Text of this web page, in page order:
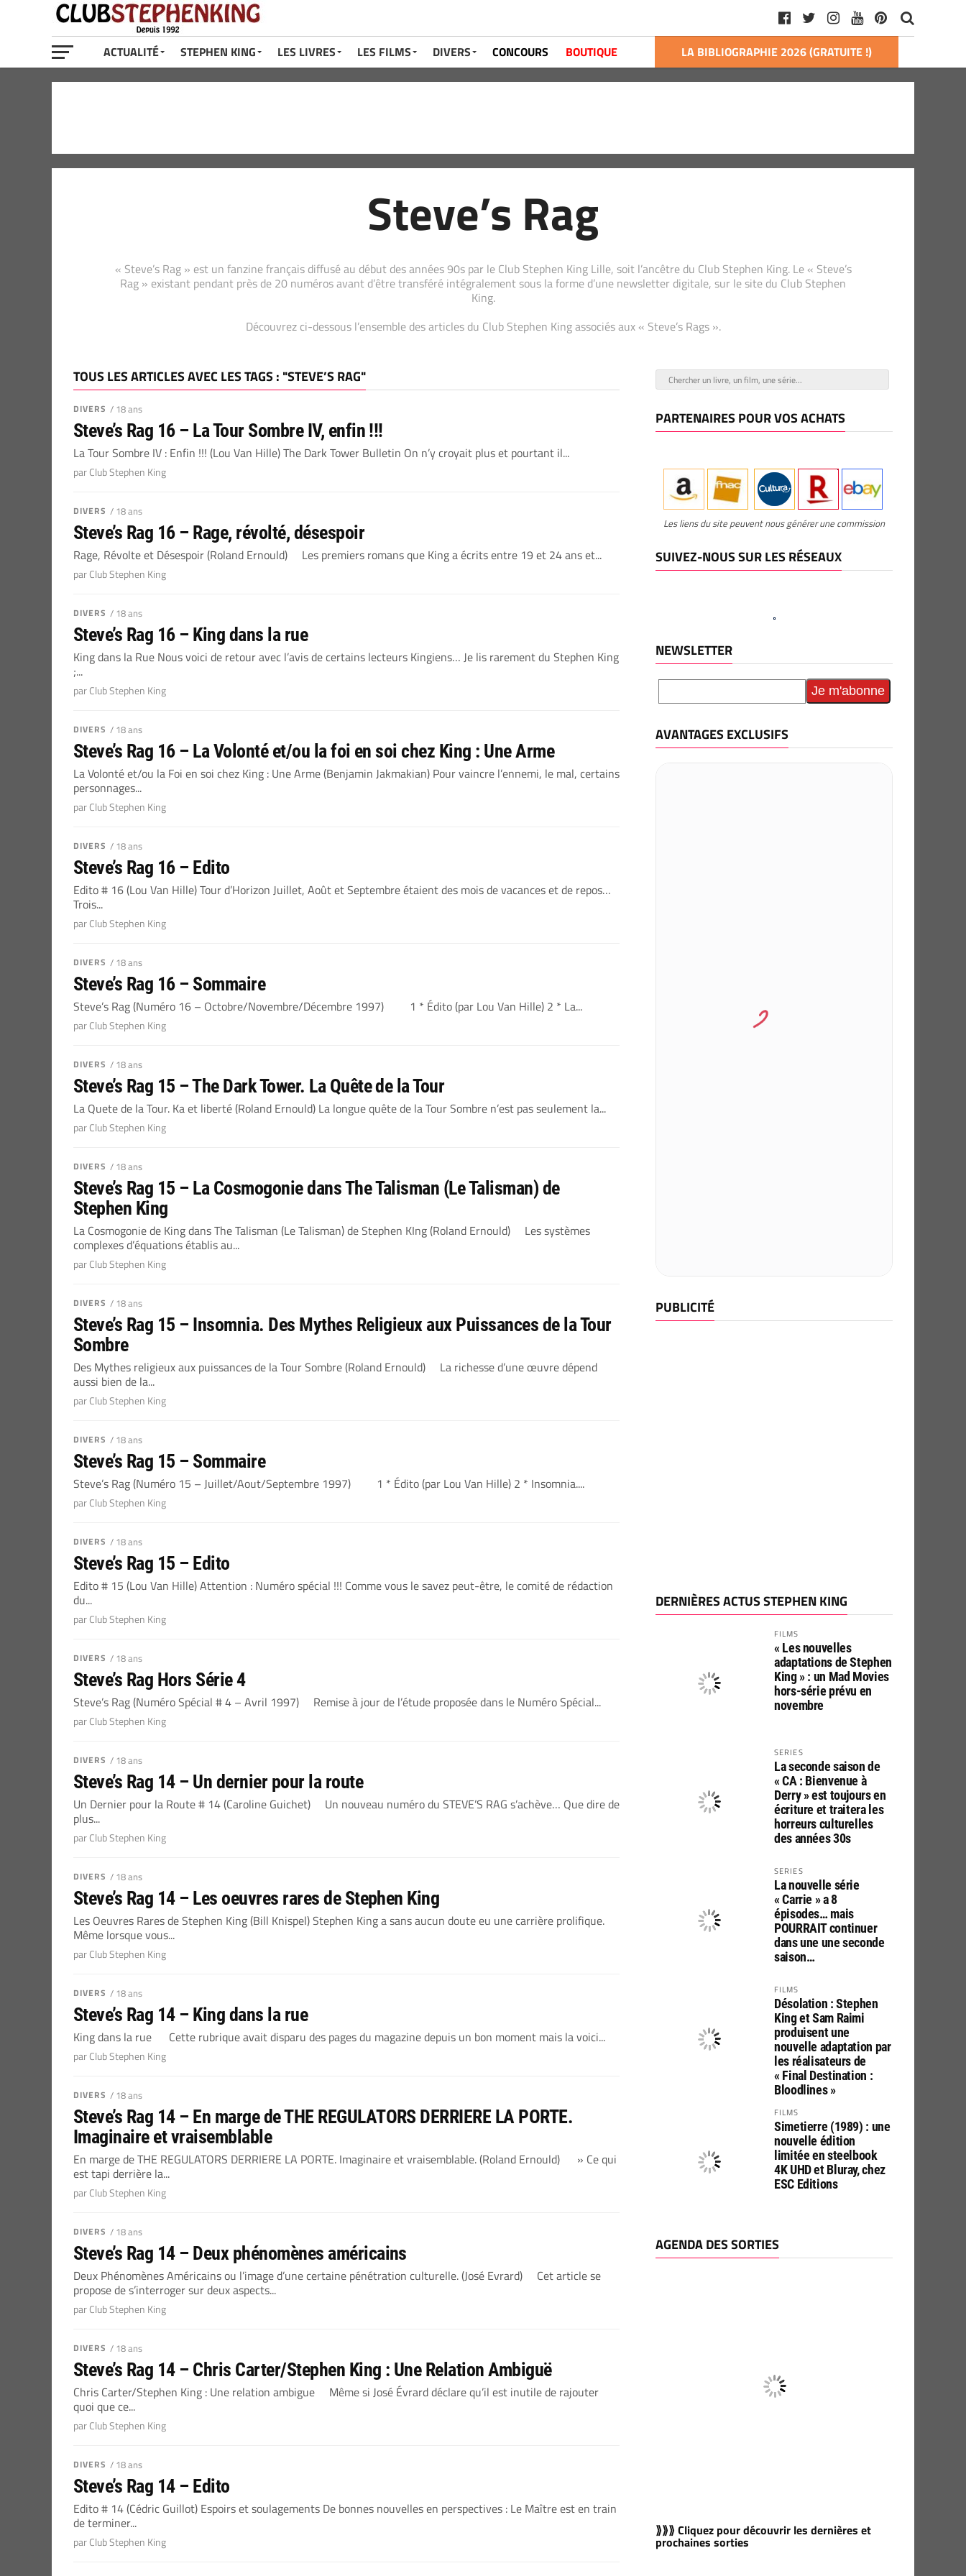
ACTUALITÉ STEPHEN KING LES LIVRES LES FILMS DIVERS CONCOURS BOUTIQUE LA BIBLIOGRAPHIE 2026 (GRATUITE !)
Steve’s Rag
« Steve’s Rag » est un fanzine français diffusé au début des années 90s par le Club Stephen King Lille, soit l’ancêtre du Club Stephen King. Le « Steve’s
Rag » existant pendant près de 20 numéros avant d’être transféré intégralement sous la forme d’une newsletter digitale, sur le site du Club Stephen
King.
Découvrez ci-dessous l’ensemble des articles du Club Stephen King associés aux « Steve’s Rags ».
TOUS LES ARTICLES AVEC LES TAGS : "STEVE’S RAG"
DIVERS / 18 ans
Steve’s Rag 16 – La Tour Sombre IV, enfin !!!
La Tour Sombre IV : Enfin !!! (Lou Van Hille) The Dark Tower Bulletin On n’y croyait plus et pourtant il...
par Club Stephen King
DIVERS / 18 ans
Steve’s Rag 16 – Rage, révolté, désespoir
Rage, Révolte et Désespoir (Roland Ernould) Les premiers romans que King a écrits entre 19 et 24 ans et...
par Club Stephen King
DIVERS / 18 ans
Steve’s Rag 16 – King dans la rue
King dans la Rue Nous voici de retour avec l’avis de certains lecteurs Kingiens… Je lis rarement du Stephen King
;...
par Club Stephen King
DIVERS / 18 ans
Steve’s Rag 16 – La Volonté et/ou la foi en soi chez King : Une Arme
La Volonté et/ou la Foi en soi chez King : Une Arme (Benjamin Jakmakian) Pour vaincre l’ennemi, le mal, certains
personnages...
par Club Stephen King
DIVERS / 18 ans
Steve’s Rag 16 – Edito
Edito # 16 (Lou Van Hille) Tour d’Horizon Juillet, Août et Septembre étaient des mois de vacances et de repos…
Trois...
par Club Stephen King
DIVERS / 18 ans
Steve’s Rag 16 – Sommaire
Steve’s Rag (Numéro 16 – Octobre/Novembre/Décembre 1997) 1 * Édito (par Lou Van Hille) 2 * La...
par Club Stephen King
DIVERS / 18 ans
Steve’s Rag 15 – The Dark Tower. La Quête de la Tour
La Quete de la Tour. Ka et liberté (Roland Ernould) La longue quête de la Tour Sombre n’est pas seulement la...
par Club Stephen King
DIVERS / 18 ans
Steve’s Rag 15 – La Cosmogonie dans The Talisman (Le Talisman) de
Stephen King
La Cosmogonie de King dans The Talisman (Le Talisman) de Stephen KIng (Roland Ernould) Les systèmes
complexes d’équations établis au...
par Club Stephen King
DIVERS / 18 ans
Steve’s Rag 15 – Insomnia. Des Mythes Religieux aux Puissances de la Tour
Sombre
Des Mythes religieux aux puissances de la Tour Sombre (Roland Ernould) La richesse d’une œuvre dépend
aussi bien de la...
par Club Stephen King
DIVERS / 18 ans
Steve’s Rag 15 – Sommaire
Steve’s Rag (Numéro 15 – Juillet/Aout/Septembre 1997) 1 * Édito (par Lou Van Hille) 2 * Insomnia....
par Club Stephen King
DIVERS / 18 ans
Steve’s Rag 15 – Edito
Edito # 15 (Lou Van Hille) Attention : Numéro spécial !!! Comme vous le savez peut-être, le comité de rédaction
du...
par Club Stephen King
DIVERS / 18 ans
Steve’s Rag Hors Série 4
Steve’s Rag (Numéro Spécial # 4 – Avril 1997) Remise à jour de l’étude proposée dans le Numéro Spécial...
par Club Stephen King
DIVERS / 18 ans
Steve’s Rag 14 – Un dernier pour la route
Un Dernier pour la Route # 14 (Caroline Guichet) Un nouveau numéro du STEVE’S RAG s’achève… Que dire de
plus...
par Club Stephen King
DIVERS / 18 ans
Steve’s Rag 14 – Les oeuvres rares de Stephen King
Les Oeuvres Rares de Stephen King (Bill Knispel) Stephen King a sans aucun doute eu une carrière prolifique.
Même lorsque vous...
par Club Stephen King
DIVERS / 18 ans
Steve’s Rag 14 – King dans la rue
King dans la rue Cette rubrique avait disparu des pages du magazine depuis un bon moment mais la voici...
par Club Stephen King
DIVERS / 18 ans
Steve’s Rag 14 – En marge de THE REGULATORS DERRIERE LA PORTE.
Imaginaire et vraisemblable
En marge de THE REGULATORS DERRIERE LA PORTE. Imaginaire et vraisemblable. (Roland Ernould) » Ce qui
est tapi derrière la...
par Club Stephen King
DIVERS / 18 ans
Steve’s Rag 14 – Deux phénomènes américains
Deux Phénomènes Américains ou l’image d’une certaine pénétration culturelle. (José Evrard) Cet article se
propose de s’interroger sur deux aspects...
par Club Stephen King
DIVERS / 18 ans
Steve’s Rag 14 – Chris Carter/Stephen King : Une Relation Ambiguë
Chris Carter/Stephen King : Une relation ambigue Même si José Évrard déclare qu’il est inutile de rajouter
quoi que ce...
par Club Stephen King
DIVERS / 18 ans
Steve’s Rag 14 – Edito
Edito # 14 (Cédric Guillot) Espoirs et soulagements De bonnes nouvelles en perspectives : Le Maître est en train
de terminer...
par Club Stephen King
PARTENAIRES POUR VOS ACHATS
Les liens du site peuvent nous générer une commission
SUIVEZ-NOUS SUR LES RÉSEAUX
NEWSLETTER
AVANTAGES EXCLUSIFS
PUBLICITÉ
DERNIÈRES ACTUS STEPHEN KING
FILMS
« Les nouvelles
adaptations de Stephen
King » : un Mad Movies
hors-série prévu en
novembre
SERIES
La seconde saison de
« CA : Bienvenue à
Derry » est toujours en
écriture et traitera les
horreurs culturelles
des années 30s
SERIES
La nouvelle série
« Carrie » a 8
épisodes… mais
POURRAIT continuer
dans une une seconde
saison…
FILMS
Désolation : Stephen
King et Sam Raimi
produisent une
nouvelle adaptation par
les réalisateurs de
« Final Destination :
Bloodlines »
FILMS
Simetierre (1989) : une
nouvelle édition
limitée en steelbook
4K UHD et Bluray, chez
ESC Editions
AGENDA DES SORTIES
⟫⟫⟫ Cliquez pour découvrir les dernières et
prochaines sorties